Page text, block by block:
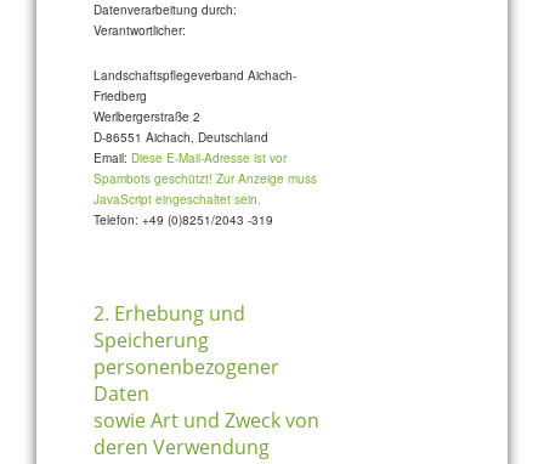
Datenverarbeitung durch:
Verantwortlicher:
Landschaftspflegeverband Aichach-
Friedberg
Werlbergerstraße 2
D-86551 Aichach, Deutschland
Email:Diese E-Mail-Adresse ist vor
Spambots geschützt! Zur Anzeige muss
JavaScript eingeschaltet sein.
Telefon: +49 (0)8251/2043 -319
2. Erhebung und
Speicherung
personenbezogener
Daten
sowie Art und Zweck von
deren Verwendung